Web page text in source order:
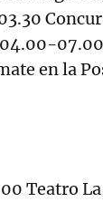
en la
Teatro